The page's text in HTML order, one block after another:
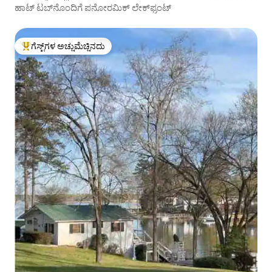
ಹಾಟ್ ಟಬ್‌ನೊಂದಿಗೆ ಪನೋರಮಿಕ್ ಲೇಕ್‌ಫ್ರಂಟ್
ಗೆಸ್ಟ್‌ಗಳಿಗೆ ಅತಿ ಹೆಚ್ಚು ಅಚ್ಚುಮೆಚ್ಚಿನದು
ಗೆಸ್ಟ್‌ಗಳ ಅಚ್ಚುಮೆಚ್ಚಿನದು